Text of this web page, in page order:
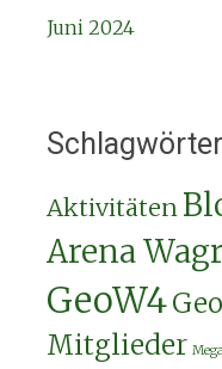
Juni 2024
Schlagwörter
Aktivitäten
Arena
GeoW4
Mitglieder